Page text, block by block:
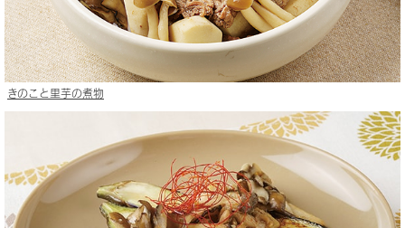
きのこと里芋の煮物